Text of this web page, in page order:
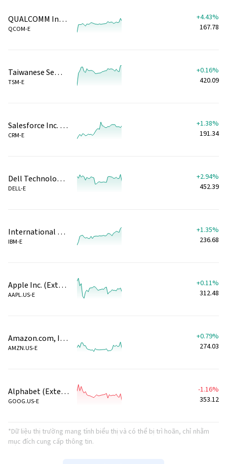
QUALCOMM Inc. (Giao dịch ngoài giờ)
QCOM-E
+4.43%
167.78
Taiwanese Semiconductor Manufacturing Co. (Giao dịch ngoài giờ)
TSM-E
+0.16%
420.09
Salesforce Inc. (Giao dịch ngoài giờ)
CRM-E
+1.38%
191.34
Dell Technologies Inc (Giao dịch ngoài giờ)
DELL-E
+2.94%
452.39
International Business Machines Corp (Giao dịch ngoài giờ)
IBM-E
+1.35%
236.68
Apple Inc. (Extended Hours)
AAPL.US-E
+0.11%
312.48
Amazon.com, Inc. (Extended Hours)
AMZN.US-E
+0.79%
274.03
Alphabet (Extended Hours)
GOOG.US-E
-1.16%
353.12
*Dữ liệu thị trường mang tính biểu thị và có thể bị trì hoãn, chỉ nhằm
mục đích cung cấp thông tin.